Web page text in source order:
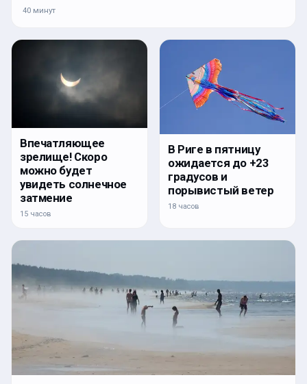
40 минут
Впечатляющее
зрелище! Скоро
можно будет
увидеть солнечное
затмение
15 часов
В Риге в пятницу
ожидается до +23
градусов и
порывистый ветер
18 часов